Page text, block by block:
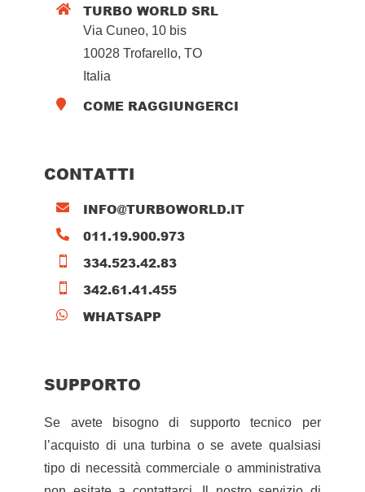
 TURBO WORLD SRL
Via Cuneo, 10 bis
10028 Trofarello, TO
Italia
 COME RAGGIUNGERCI
CONTATTI
 INFO@TURBOWORLD.IT
 011.19.900.973
 334.523.42.83
 342.61.41.455
 WHATSAPP
SUPPORTO
Se avete bisogno di supporto tecnico per
l’acquisto di una turbina o se avete qualsiasi
tipo di necessità commerciale o amministrativa